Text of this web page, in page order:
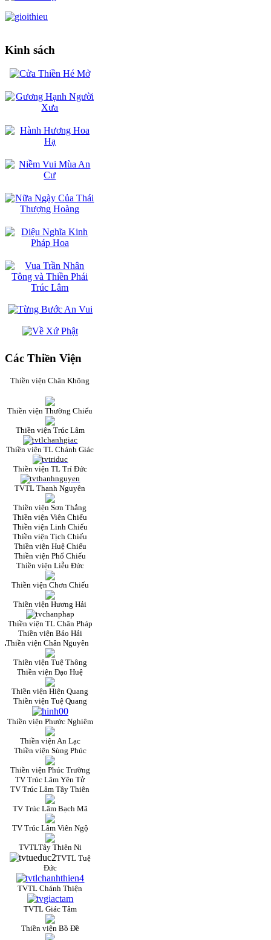
Kinh sách
Các Thiền Viện
Thiền viện Chân Không
Thiền viện Thường Chiếu
Thiền viện Trúc Lâm
Thiền viện TL Chánh Giác
Thiền viện TL Trí Đức
TVTL Thanh Nguyên
Thiền viện Sơn Thắng
Thiền viện Viên Chiếu
Thiền viện Linh Chiếu
Thiền viện Tịch Chiếu
Thiền viện Huệ Chiếu
Thiền viện Phổ Chiếu
Thiền viện Liễu Đức
Thiền viện Chơn Chiếu
Thiền viện Hương Hải
Thiền viện TL Chân Pháp
Thiền viện Bảo Hải
Thiền viện Chân Nguyên
Thiền viện Tuệ Thông
Thiền viện Đạo Huệ
Thiền viện Hiện Quang
Thiền viện Tuệ Quang
Thiền viện Phước Nghiêm
Thiền viện An Lạc
Thiền viện Sùng Phúc
Thiền viện Phúc Trường
TV Trúc Lâm Yên Tử
TV Trúc Lâm Tây Thiên
TV Trúc Lâm Bạch Mã
TV Trúc Lâm Viên Ngộ
TVTLTây Thiên Ni
TVTL Tuệ
Đức
TVTL Chánh Thiện
TVTL Giác Tâm
Thiền viện Bồ Đề